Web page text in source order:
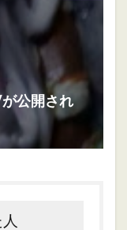
公開され